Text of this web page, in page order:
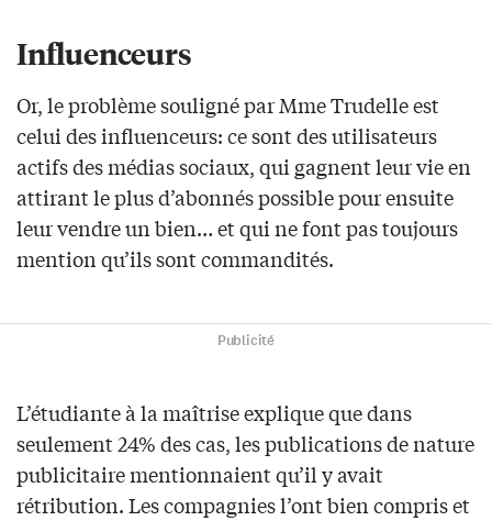
Influenceurs
Or, le problème souligné par Mme Trudelle est
celui des influenceurs: ce sont des utilisateurs
actifs des médias sociaux, qui gagnent leur vie en
attirant le plus d’abonnés possible pour ensuite
leur vendre un bien… et qui ne font pas toujours
mention qu’ils sont commandités.
Publicité
L’étudiante à la maîtrise explique que dans
seulement 24% des cas, les publications de nature
publicitaire mentionnaient qu’il y avait
rétribution. Les compagnies l’ont bien compris et